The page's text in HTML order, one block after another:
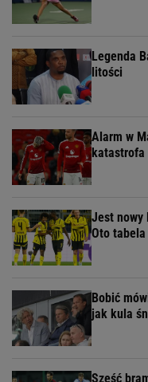
Legenda
litości
Alarm w
katastrofa
Jest nowy
Oto
Bobić
jak kula
Sześć